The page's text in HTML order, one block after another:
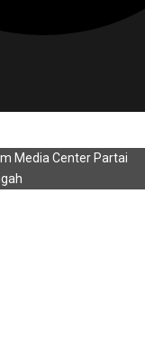
Media Center Partai